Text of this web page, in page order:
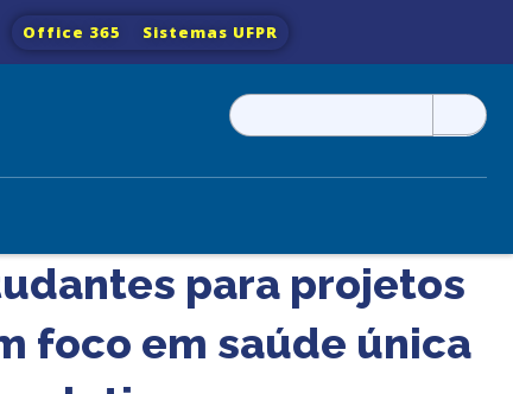
Office 365 Sistemas UFPR
Pesquisar
por:
para projetos
foco em saúde única